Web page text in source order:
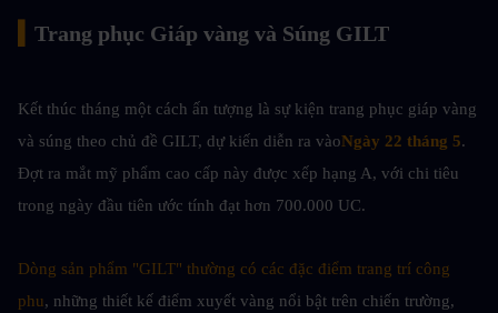
Trang phục Giáp vàng và Súng GILT
Kết thúc tháng một cách ấn tượng là sự kiện trang phục giáp vàng
và súng theo chủ đề GILT, dự kiến diễn ra vàoNgày 22 tháng 5.
Đợt ra mắt mỹ phẩm cao cấp này được xếp hạng A, với chi tiêu
trong ngày đầu tiên ước tính đạt hơn 700.000 UC.
Dòng sản phẩm "GILT" thường có các đặc điểm trang trí công
phu, những thiết kế điểm xuyết vàng nổi bật trên chiến trường,